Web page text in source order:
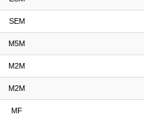
SEM
M5M
M2M
M2M
MF